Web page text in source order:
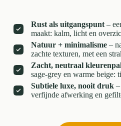
Rust als uitgangspunt–
maakt: kalm, licht en
Natuur + minimalisme–
zachte texturen, met een
Zacht, neutraal
sage-grey en warme beige:
Subtiele luxe, nooit druk–
verfijnde afwerking en